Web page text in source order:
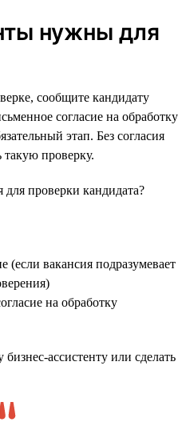
нужны для
сообщите кандидату
согласие на обработку
этап. Без согласия
проверку.
проверки кандидата?
(если вакансия подразумевает
на обработку
ассистенту или сделать